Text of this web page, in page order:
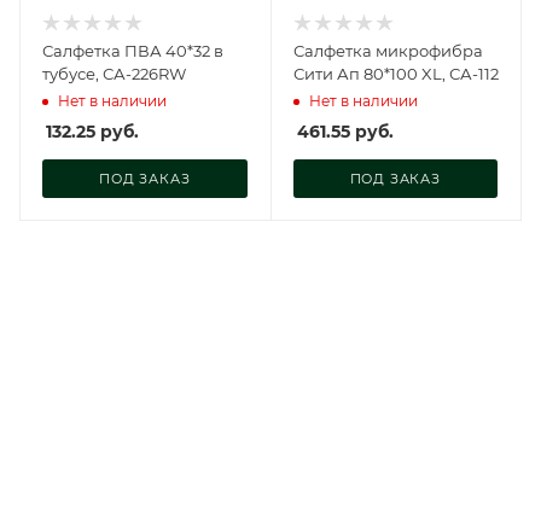
Салфетка ПВА 40*32 в
тубусе, СА-226RW
Нет в наличии
132.25 руб.
ПОД ЗАКАЗ
Салфетка микрофибра
Сити Ап 80*100 XL, СА-112
Нет в наличии
461.55руб.
ПОД ЗАКАЗ